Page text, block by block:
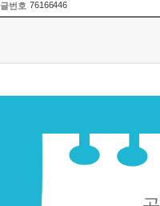
글번호 76166446